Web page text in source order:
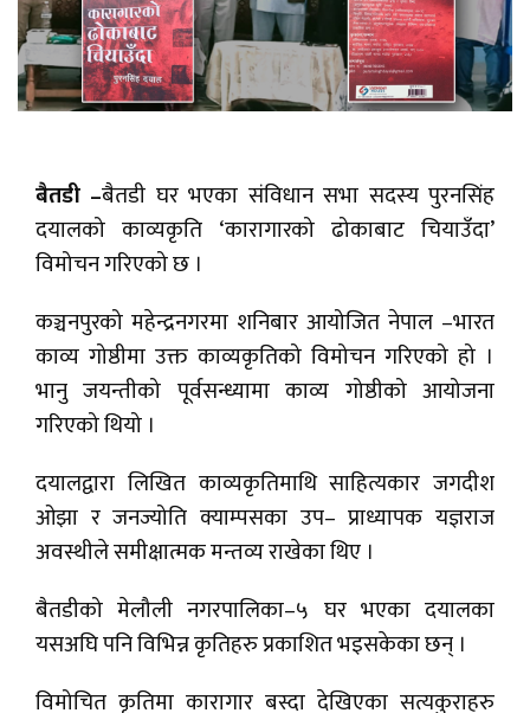
बैतडी –बैतडी घर भएका संविधान सभा सदस्य पुरनसिंह
दयालको काव्यकृति ‘कारागारको ढोकाबाट चियाउँदा’
विमोचन गरिएको छ ।
कञ्चनपुरको महेन्द्रनगरमा शनिबार आयोजित नेपाल –भारत
काव्य गोष्ठीमा उक्त काव्यकृतिको विमोचन गरिएको हो ।
भानु जयन्तीको पूर्वसन्ध्यामा काव्य गोष्ठीको आयोजना
गरिएको थियो ।
दयालद्वारा लिखित काव्यकृतिमाथि साहित्यकार जगदीश
ओझा र जनज्योति क्याम्पसका उप– प्राध्यापक यज्ञराज
अवस्थीले समीक्षात्मक मन्तव्य राखेका थिए ।
बैतडीको मेलौली नगरपालिका–५ घर भएका दयालका
यसअघि पनि विभिन्न कृतिहरु प्रकाशित भइसकेका छन् ।
विमोचित कृतिमा कारागार बस्दा देखिएका सत्यकुराहरु